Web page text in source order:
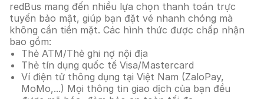
redBus mang đến nhiều lựa chọn thanh toán trực
tuyến bảo mật, giúp bạn đặt vé nhanh chóng mà
không cần tiền mặt. Các hình thức được chấp nhận
bao gồm:
Thẻ ATM/Thẻ ghi nợ nội địa
Thẻ tín dụng quốc tế Visa/Mastercard
Ví điện tử thông dụng tại Việt Nam (ZaloPay,
MoMo,...) Mọi thông tin giao dịch của bạn đều